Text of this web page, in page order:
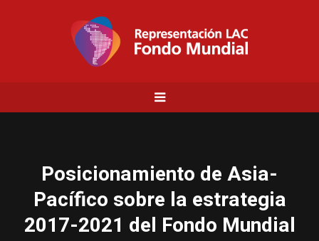
Posicionamiento de Asia-
Pacífico sobre la estrategia
2017-2021 del Fondo Mundial